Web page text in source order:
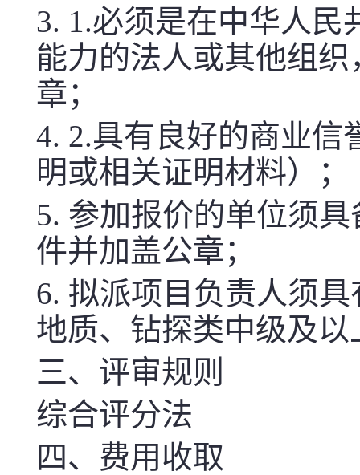
3. 1.必须是在中华人民
能力的法人或其他组
章；
4. 2.具有良好的商业信
明或相关证明材料）；
5. 参加报价的单位须
件并加盖公章；
6. 拟派项目负责人须
地质、钻探类中级及
三、评审规则
综合评分法
四、费用收取